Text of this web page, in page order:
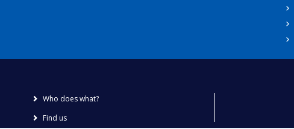
Who does what?
Find us